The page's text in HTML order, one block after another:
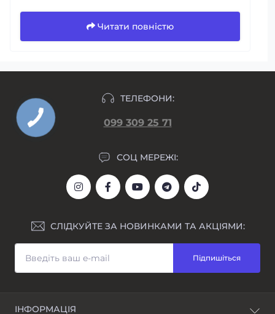
Читати повністю
ТЕЛЕФОНИ:
099 309 25 71
СОЦ МЕРЕЖІ:
СЛІДКУЙТЕ ЗА НОВИНКАМИ ТА АКЦІЯМИ:
Підпишіться
ІНФОРМАЦІЯ